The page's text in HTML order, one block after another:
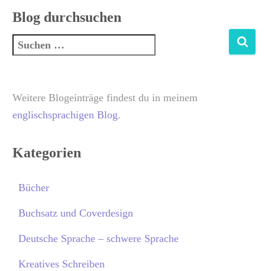
Blog durchsuchen
Weitere Blogeinträge findest du in meinem
englischsprachigen Blog.
Kategorien
Bücher
Buchsatz und Coverdesign
Deutsche Sprache – schwere Sprache
Kreatives Schreiben